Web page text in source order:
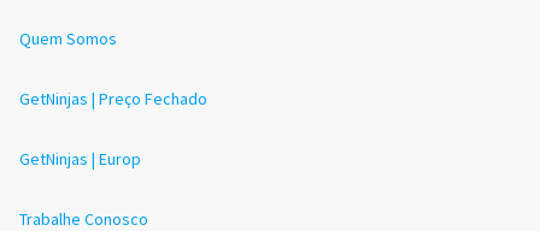
Quem Somos
GetNinjas | Preço Fechado
GetNinjas | Europ
Trabalhe Conosco